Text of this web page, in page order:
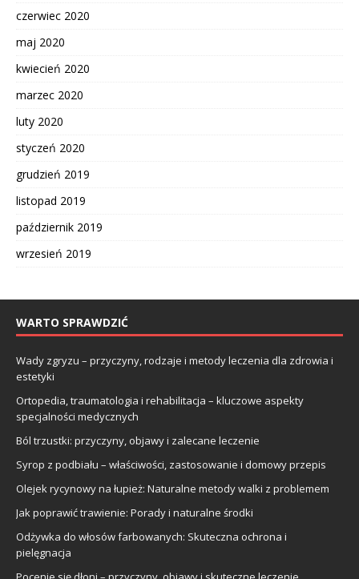
czerwiec 2020
maj 2020
kwiecień 2020
marzec 2020
luty 2020
styczeń 2020
grudzień 2019
listopad 2019
październik 2019
wrzesień 2019
WARTO SPRAWDZIĆ
Wady zgryzu – przyczyny, rodzaje i metody leczenia dla zdrowia i
estetyki
Ortopedia, traumatologia i rehabilitacja – kluczowe aspekty
specjalności medycznych
Ból trzustki: przyczyny, objawy i zalecane leczenie
Syrop z podbiału – właściwości, zastosowanie i domowy przepis
Olejek rycynowy na łupież: Naturalne metody walki z problemem
Jak poprawić trawienie: Porady i naturalne środki
Odżywka do włosów farbowanych: Skuteczna ochrona i
pielęgnacja